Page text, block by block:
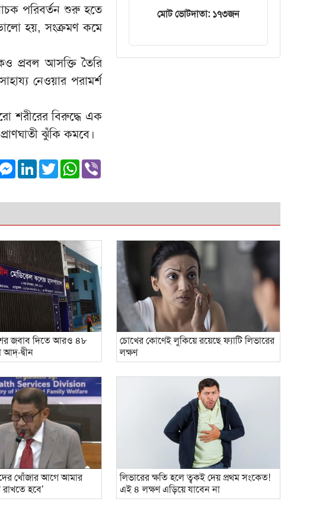
পরিবর্তন শুরু হতে
হয়, সংক্রমণ কমে
প্রবল আসক্তি তৈরি
নেওয়ার পরামর্শ
শরীরের বিরুদ্ধে এক
ঝুঁকি কমবে।
Messenger
LinkedIn
TwitterWhatsApp
Viber
আড়াই ঘণ্টা আটকা
মোট ভোটদাতা: ১৭৩জন
জবাব দিতে আরও ৪৮
আদ্-দ্বীন
চোখের কোণেই লুকিয়ে রয়েছে ফ্যাটি ‍লিভারের
লক্ষণ
খোঁজার আগে আমার
হবে’
লিভারের ক্ষতি হলে ত্বকই দেয় প্রথম সংকেত!
এই ৪ লক্ষণ এড়িয়ে যাবেন না